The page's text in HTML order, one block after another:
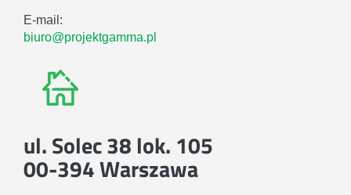
E-mail:
biuro@projektgamma.pl
ul. Solec 38 lok. 105
00-394 Warszawa